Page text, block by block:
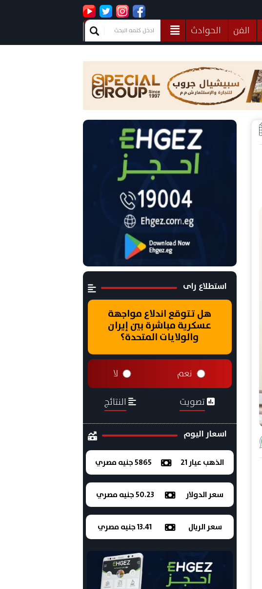
الفن
الحوادث
منوعات
استطلاع راى
هل تتوقع اندلاع مواجهة
عسكرية مباشرة بين إيران
والولايات المتحدة؟
نعم لا
تصويت النتائج
اسعار اليوم
الذهب عيار 21 5865 جنيه مصري
سعر الدولار 50.23 جنيه مصري
سعر الريال 13.41 جنيه مصري